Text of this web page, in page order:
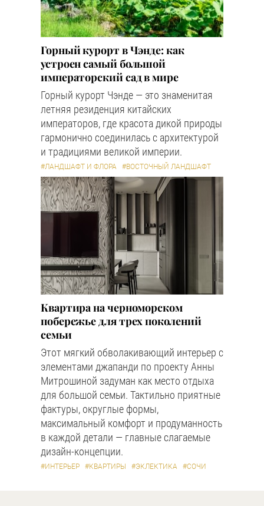
Горный курорт в Чэнде: как
устроен самый большой
императорский сад в мире
Горный курорт Чэнде — это знаменитая
летняя резиденция китайских
императоров, где красота дикой природы
гармонично соединилась с архитектурой
и традициями великой империи.
#ЛАНДШАФТ И ФЛОРА #ВОСТОЧНЫЙ ЛАНДШАФТ
Квартира на черноморском
побережье для трех поколений
семьи
Этот мягкий обволакивающий интерьер с
элементами джапанди по проекту Анны
Митрошиной задуман как место отдыха
для большой семьи. Тактильно приятные
фактуры, округлые формы,
максимальный комфорт и продуманность
в каждой детали — главные слагаемые
дизайн-концепции.
#ИНТЕРЬЕР #КВАРТИРЫ #ЭКЛЕКТИКА #СОЧИ